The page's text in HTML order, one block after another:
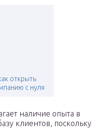
открыть
с нуля
наличие опыта в
клиентов, поскольку